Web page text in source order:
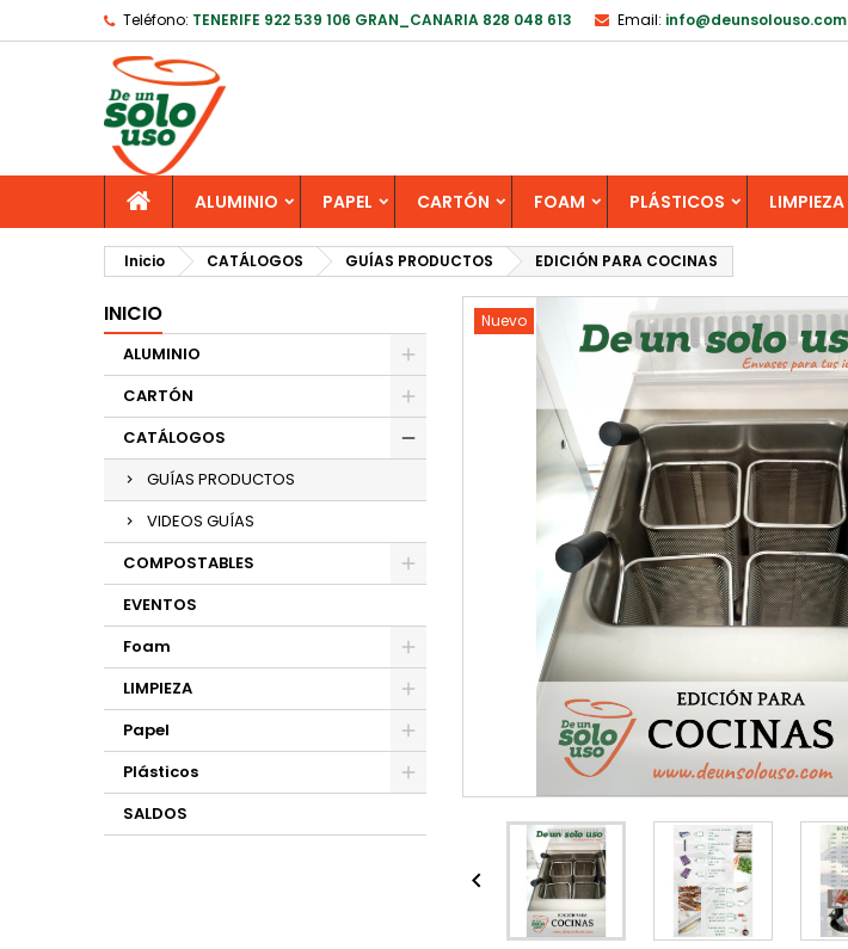
Teléfono: TENERIFE 922 539 106 GRAN_CANARIA 828 048 613 Email: info@deunsolouso.com
ALUMINIO PAPEL CARTÓN FOAM PLÁSTICOS LIMPIEZA
Inicio CATÁLOGOS GUÍAS PRODUCTOS EDICIÓN PARA COCINAS
INICIO
ALUMINIO
CARTÓN
CATÁLOGOS
GUÍAS PRODUCTOS
VIDEOS GUÍAS
COMPOSTABLES
EVENTOS
Foam
LIMPIEZA
Papel
Plásticos
SALDOS
Nuevo
